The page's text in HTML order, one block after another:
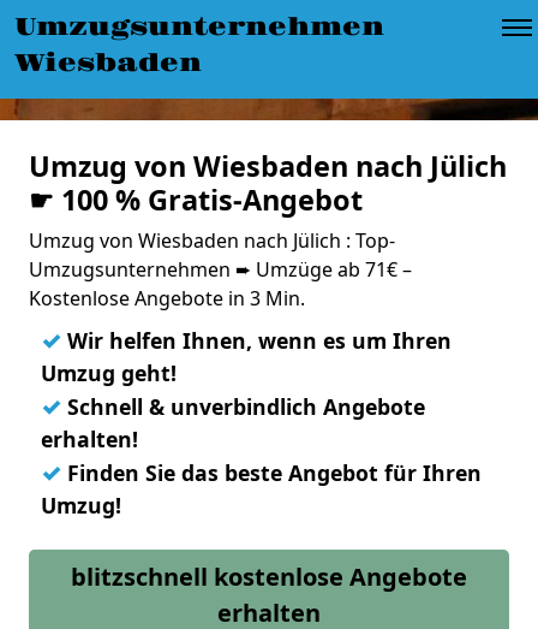
Umzugsunternehmen
Wiesbaden
Umzug von Wiesbaden nach Jülich
☛ 100 % Gratis-Angebot
Umzug von Wiesbaden nach Jülich : Top-
Umzugsunternehmen ➨ Umzüge ab 71€ –
Kostenlose Angebote in 3 Min.
✓ Wir helfen Ihnen, wenn es um Ihren
Umzug geht!
✓ Schnell & unverbindlich Angebote
erhalten!
✓ Finden Sie das beste Angebot für Ihren
Umzug!
blitzschnell kostenlose Angebote
erhalten